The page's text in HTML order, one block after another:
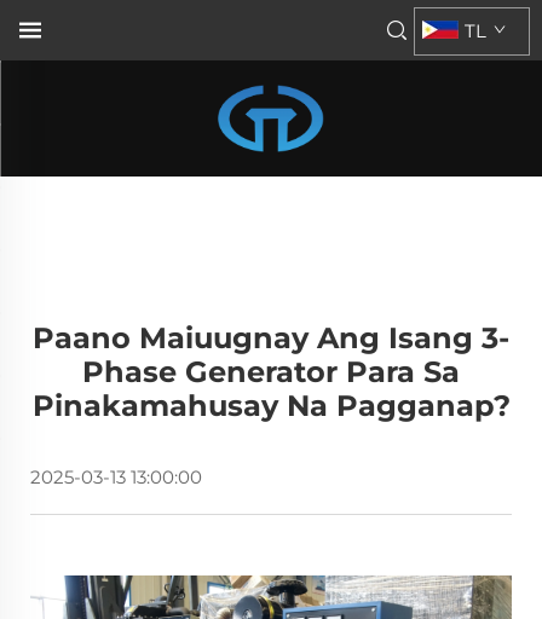
TL
Paano Maiuugnay Ang Isang 3-
Phase Generator Para Sa
Pinakamahusay Na Pagganap?
2025-03-13 13:00:00